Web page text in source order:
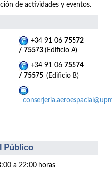
de actividades y eventos.
+34 91 06 75572
/ 75573 (Edificio A)
+34 91 06 75574
/ 75575 (Edificio B)
Público
a 22:00 horas